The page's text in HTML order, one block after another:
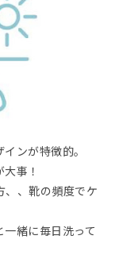
ンが特徴的。
事！
、、靴の頻度でケ
緒に毎日洗って